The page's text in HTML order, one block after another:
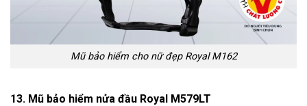
Mũ bảo hiểm cho nữ đẹp Royal M162
13. Mũ bảo hiểm nửa đầu Royal M579LT